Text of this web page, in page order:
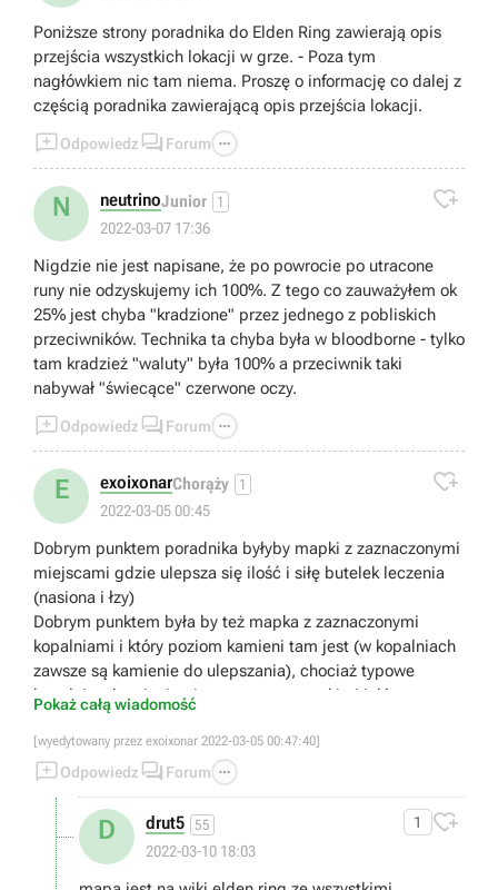
Poniższe strony poradnika do Elden Ring zawierają opis
przejścia wszystkich lokacji w grze. - Poza tym
nagłówkiem nic tam niema. Proszę o informację co dalej z
częścią poradnika zawierającą opis przejścia lokacji.
Odpowiedz  Forum 
N neutrinoJunior 1
2022-03-07 17:36

Nigdzie nie jest napisane, że po powrocie po utracone
runy nie odzyskujemy ich 100%. Z tego co zauważyłem ok
25% jest chyba "kradzione" przez jednego z pobliskich
przeciwników. Technika ta chyba była w bloodborne - tylko
tam kradzież "waluty" była 100% a przeciwnik taki
nabywał "świecące" czerwone oczy.
Odpowiedz  Forum 
E exoixonarChorąży 1
2022-03-05 00:45

Dobrym punktem poradnika byłyby mapki z zaznaczonymi
miejscami gdzie ulepsza się ilość i siłę butelek leczenia
(nasiona i łzy)
Dobrym punktem była by też mapka z zaznaczonymi
kopalniami i który poziom kamieni tam jest (w kopalniach
zawsze są kamienie do ulepszania), chociaż typowe
kopalnie z kamieniami są zaznaczone takimi jakby
czerwonymi punktami na mapie.
Te 2 rzeczy ostro pomogą komuś kto zaczyna
Można też wspomnieć, że jednym z najlepszych prochów
jest mimic.
Pokaż całą wiadomość
[wyedytowany przez exoixonar 2022-03-05 00:47:40]
Odpowiedz  Forum 
D drut5 55
2022-03-10 18:03
1 